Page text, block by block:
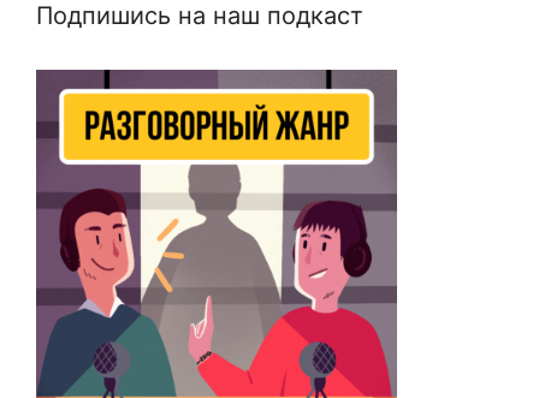
Подпишись на наш подкаст